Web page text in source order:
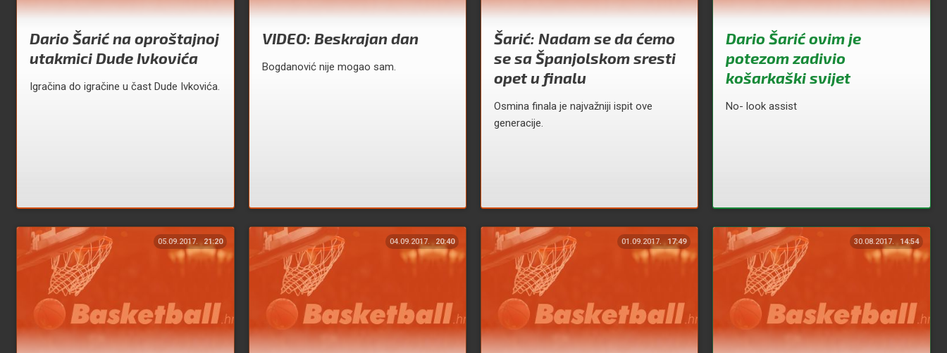
Dario Šarić na oproštajnoj
utakmici Dude Ivkovića
Igračina do igračine u čast Dude Ivkovića.
VIDEO: Beskrajan dan
Bogdanović nije mogao sam.
Šarić: Nadam se da ćemo
se sa Španjolskom sresti
opet u finalu
Osmina finala je najvažniji ispit ove
generacije.
Dario Šarić ovim je
potezom zadivio
košarkaški svijet
No- look assist
05.09.2017. 21:20 04.09.2017. 20:40 01.09.2017. 17:49 30.08.2017. 14:54